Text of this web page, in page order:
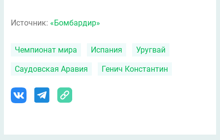
Источник: «Бомбардир»
Чемпионат мира Испания Уругвай
Саудовская Аравия Генич Константин